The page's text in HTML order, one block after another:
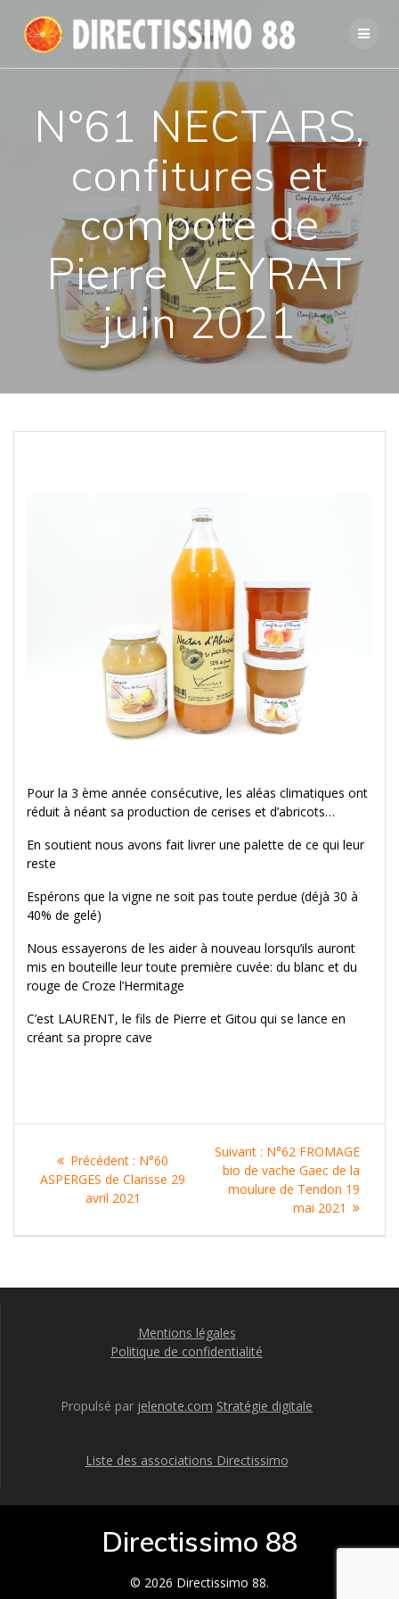
au
contenu
N°61 NECTARS,
confitures et
compote de
Pierre VEYRAT
juin 2021
Pour la 3 ème année consécutive, les aléas climatiques ont
réduit à néant sa production de cerises et d’abricots…
En soutient nous avons fait livrer une palette de ce qui leur
reste
Espérons que la vigne ne soit pas toute perdue (déjà 30 à
40% de gelé)
Nous essayerons de les aider à nouveau lorsqu’ils auront
mis en bouteille leur toute première cuvée: du blanc et du
rouge de Croze l’Hermitage
C’est LAURENT, le fils de Pierre et Gitou qui se lance en
créant sa propre cave
de
Précédent : Article
précédent
N°60
ASPERGES de Clarisse 29
avril 2021
Suivant : Article
suivant
:
N°62 FROMAGE
bio de vache Gaec de la
moulure de Tendon 19
mai 2021
Mentions légales
Politique de confidentialité
Propulsé par jelenote.com Stratégie digitale
Liste des associations Directissimo
Directissimo 88
© 2026 Directissimo 88.